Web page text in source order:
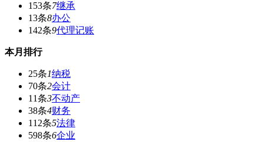
153条7继承
13条8办公
142条9代理记账
本月排行
25条1纳税
70条2会计
11条3不动产
38条4财务
112条5法律
598条6企业